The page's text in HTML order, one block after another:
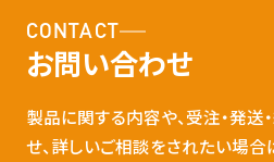
CONTACT
お問い合わせ
製品に関する内容や、受注・発
せ、詳しいご相談をされたい場